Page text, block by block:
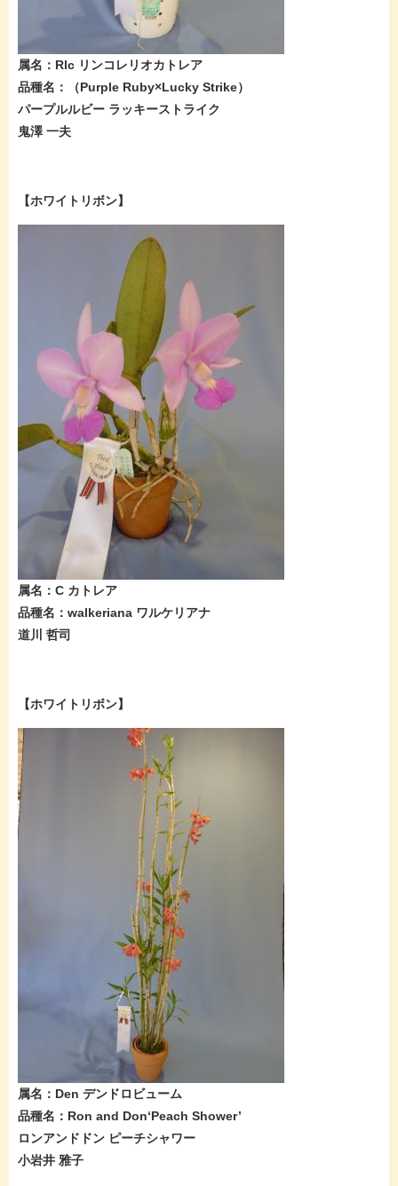
属名：Rlc リンコレリオカトレア
品種名：（Purple Ruby×Lucky Strike）
パープルルビー ラッキーストライク
鬼澤 一夫​
【ホワイトリボン】
属名：C カトレア
品種名：walkeriana ワルケリアナ
道川 哲司
【ホワイトリボン】
属名：Den デンドロビューム
品種名：Ron and Don‘Peach Shower’
ロンアンドドン ピーチシャワー
小岩井 雅子